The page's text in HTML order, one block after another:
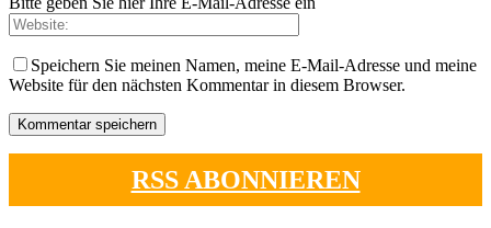
Speichern Sie meinen Namen, meine E-Mail-Adresse und meine
Website für den nächsten Kommentar in diesem Browser.
RSS ABONNIEREN